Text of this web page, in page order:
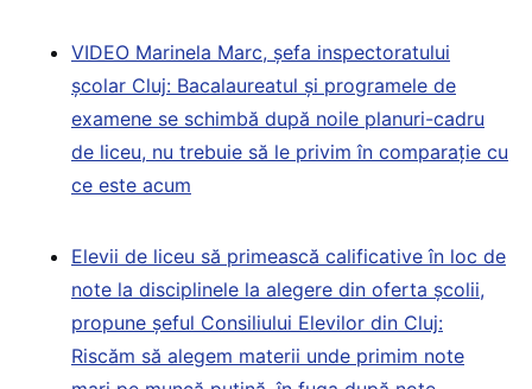
VIDEO Marinela Marc, șefa inspectoratului
școlar Cluj: Bacalaureatul și programele de
examene se schimbă după noile planuri-cadru
de liceu, nu trebuie să le privim în comparație cu
ce este acum
Elevii de liceu să primească calificative în loc de
note la disciplinele la alegere din oferta școlii,
propune șeful Consiliului Elevilor din Cluj:
Riscăm să alegem materii unde primim note